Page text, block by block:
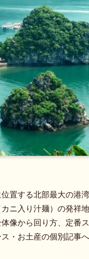
置する北部最大の港
ニ入り汁麺）の発祥
像から回り方、定番
・お土産の個別記事へ